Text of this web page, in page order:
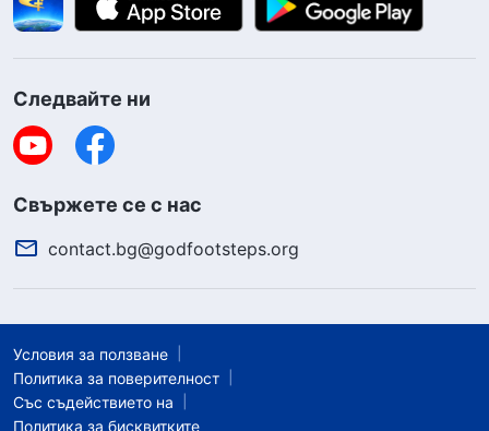
Следвайте ни
Свържете се с нас
contact.bg@godfootsteps.org
Условия за ползване
Политика за поверителност
Със съдействието на
Политика за бисквитките